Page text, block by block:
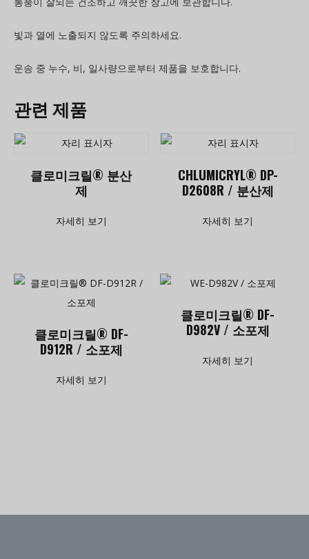
빛과 열에 노출되지 않도록 주의하세요.
운송 중 누수, 비, 일사량으로부터 제품을 보호합니다.
관련 제품
클로미크릴® 분산
제
자세히 보기
CHLUMICRYL® DP-
D2608R / 분산제
자세히 보기
클로미크릴® DF-
D912R / 소포제
자세히 보기
클로미크릴® DF-
D982V / 소포제
자세히 보기